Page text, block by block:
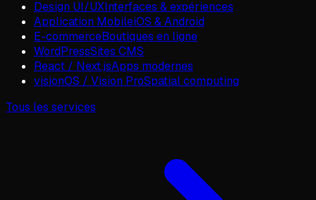
Design UI/UXInterfaces & expériences
Application MobileiOS & Android
E-commerceBoutiques en ligne
WordPressSites CMS
React / Next.jsApps modernes
visionOS / Vision ProSpatial computing
Tous les services